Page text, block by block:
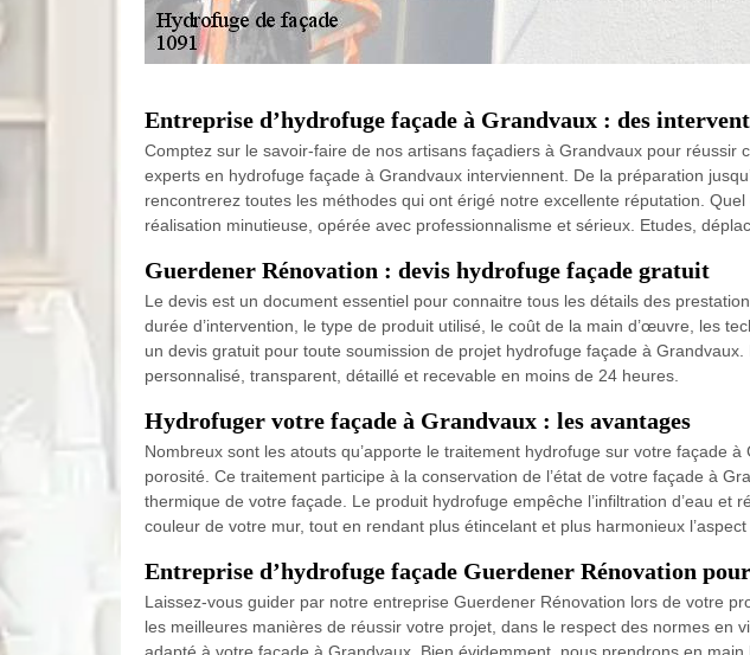
Entreprise d’hydrofuge façade à Grandvaux : des
Comptez sur le savoir-faire de nos artisans façadiers à Grandvaux pour
experts en hydrofuge façade à Grandvaux interviennent. De la préparation
rencontrerez toutes les méthodes qui ont érigé notre excellente réputation.
réalisation minutieuse, opérée avec professionnalisme et sérieux. Etudes,
Guerdener Rénovation : devis hydrofuge façade gratuit
Le devis est un document essentiel pour connaitre tous les détails des
durée d’intervention, le type de produit utilisé, le coût de la main d’œuvre, les
un devis gratuit pour toute soumission de projet hydrofuge façade à
personnalisé, transparent, détaillé et recevable en moins de 24 heures.
Hydrofuger votre façade à Grandvaux : les avantages
Nombreux sont les atouts qu’apporte le traitement hydrofuge sur votre façade
porosité. Ce traitement participe à la conservation de l’état de votre façade à
thermique de votre façade. Le produit hydrofuge empêche l’infiltration d’eau
couleur de votre mur, tout en rendant plus étincelant et plus harmonieux
Entreprise d’hydrofuge façade Guerdener Rénovation
Laissez-vous guider par notre entreprise Guerdener Rénovation lors de votre
les meilleures manières de réussir votre projet, dans le respect des normes
adapté à votre façade à Grandvaux. Bien évidemment, nous prendrons en